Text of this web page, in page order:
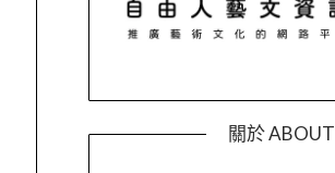
關於 ABOUT